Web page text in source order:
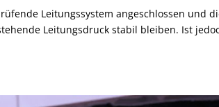
Leitungssystem angeschlossen und
Leitungsdruck stabil bleiben. Ist